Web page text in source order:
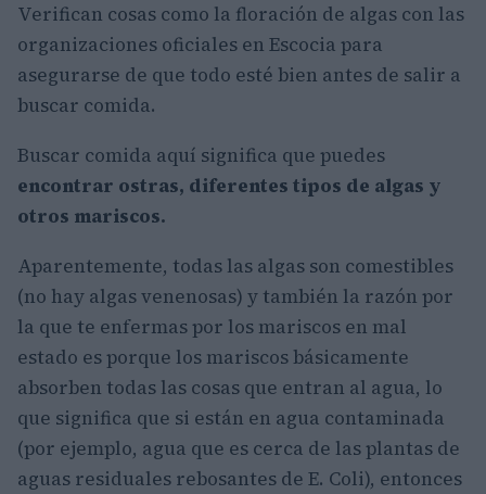
Verifican cosas como la floración de algas con las
organizaciones oficiales en Escocia para
asegurarse de que todo esté bien antes de salir a
buscar comida.
Buscar comida aquí significa que puedes
encontrar ostras, diferentes tipos de algas y
otros mariscos.
Aparentemente, todas las algas son comestibles
(no hay algas venenosas) y también la razón por
la que te enfermas por los mariscos en mal
estado es porque los mariscos básicamente
absorben todas las cosas que entran al agua, lo
que significa que si están en agua contaminada
(por ejemplo, agua que es cerca de las plantas de
aguas residuales rebosantes de E. Coli), entonces